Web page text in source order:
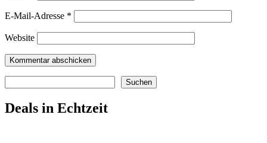
E-Mail-Adresse *
Website
Suchen
Deals in Echtzeit